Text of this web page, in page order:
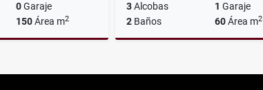
0Garaje
150Área m2
$4.500.000
3Alcobas 1 Garaje
2 Baños 60Área m2
$2.700.000